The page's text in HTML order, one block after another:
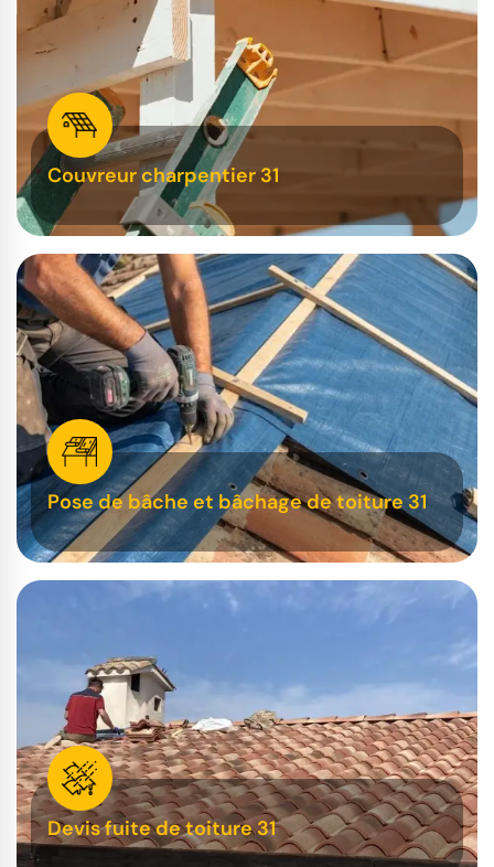
Couvreur charpentier 31
Pose de bâche et bâchage de toiture 31
Devis fuite de toiture 31